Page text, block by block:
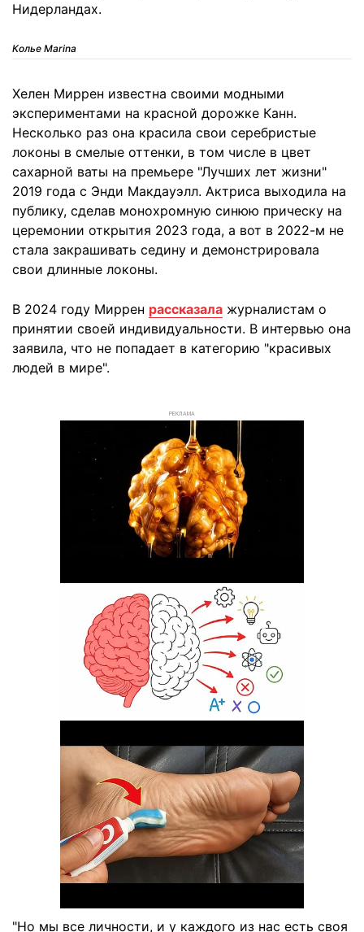
Нидерландах.
Колье Marina
Хелен Миррен известна своими модными
экспериментами на красной дорожке Канн.
Несколько раз она красила свои серебристые
локоны в смелые оттенки, в том числе в цвет
сахарной ваты на премьере "Лучших лет жизни"
2019 года с Энди Макдауэлл. Актриса выходила на
публику, сделав монохромную синюю прическу на
церемонии открытия 2023 года, а вот в 2022-м не
стала закрашивать седину и демонстрировала
свои длинные локоны.
В 2024 году Миррен рассказала журналистам о
принятии своей индивидуальности. В интервью она
заявила, что не попадает в категорию "красивых
людей в мире".
РЕКЛАМА
"Но мы все личности, и у каждого из нас есть своя